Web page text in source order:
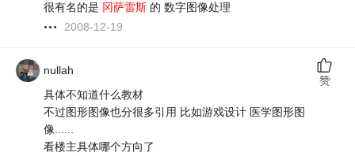
很有名的是 冈萨雷斯 的 数字图像处理
2008-12-19
nullah
具体不知道什么教材
不过图形图像也分很多引用 比如游戏设计 医学图形图
像......
看楼主具体哪个方向了
赞